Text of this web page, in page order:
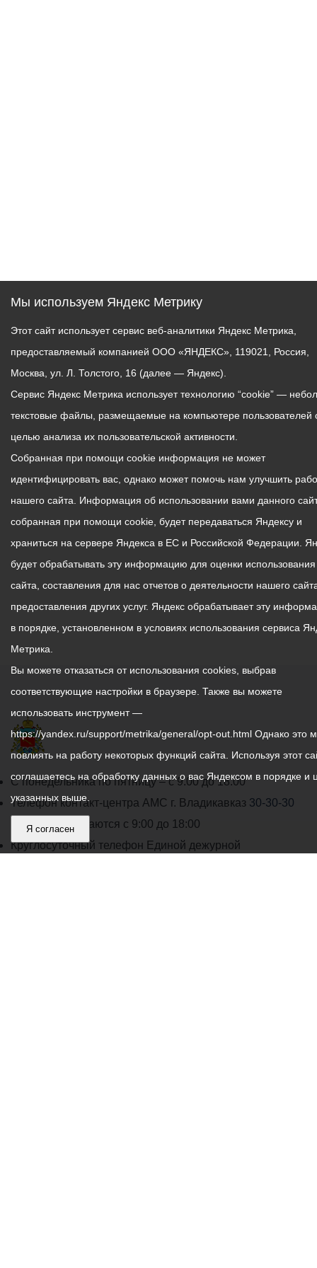
График
работы
администрации
местного
С понедельника по пятницу – с 9.00 до 18.00
Телефон контакт-центра АМС г. Владикавказ 30-30-30
звонки принимаются с 9:00 до 18:00
Круглосуточный телефон Единой дежурной
Мы используем Яндекс Метрику
Этот сайт использует сервис веб-аналитики Яндекс Метрика,
предоставляемый компанией ООО «ЯНДЕКС», 119021, Россия,
Москва, ул. Л. Толстого, 16 (далее — Яндекс).
Сервис Яндекс Метрика использует технологию “cookie” —
текстовые файлы, размещаемые на компьютере пользователей
целью анализа их пользовательской активности.
Собранная при помощи cookie информация не может
идентифицировать вас, однако может помочь нам улучшить
нашего сайта. Информация об использовании вами данного
собранная при помощи cookie, будет передаваться Яндексу и
храниться на сервере Яндекса в ЕС и Российской Федерации.
будет обрабатывать эту информацию для оценки
сайта, составления для нас отчетов о деятельности нашего
предоставления других услуг. Яндекс обрабатывает эту
в порядке, установленном в условиях использования сервиса
Метрика.
Вы можете отказаться от использования cookies, выбрав
соответствующие настройки в браузере. Также вы можете
использовать инструмент —
https://yandex.ru/support/metrika/general/opt-out.html Однако это
повлиять на работу некоторых функций сайта. Используя этот
соглашаетесь на обработку данных о вас Яндексом в порядке и
указанных выше.
Я согласен